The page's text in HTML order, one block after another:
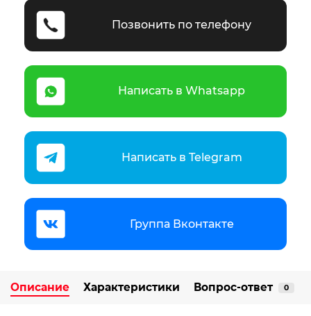
Позвонить по телефону
Написать в Whatsapp
Написать в Telegram
Группа Вконтакте
Описание Характеристики Вопрос-ответ 0